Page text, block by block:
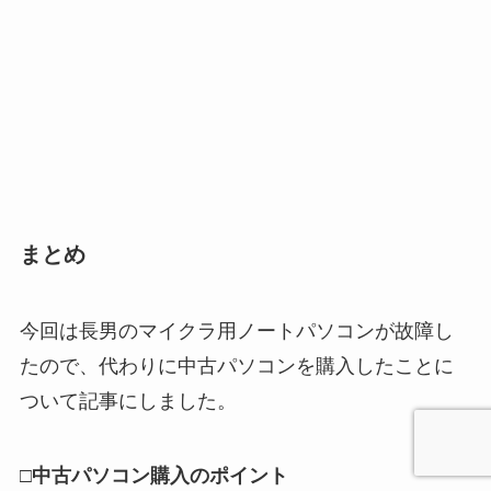
まとめ
今回は長男のマイクラ用ノートパソコンが故障し
たので、代わりに中古パソコンを購入したことに
ついて記事にしました。
□中古パソコン購入のポイント